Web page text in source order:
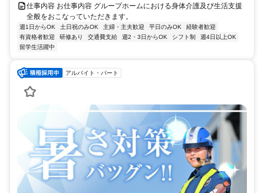
仕事内容 お仕事内容 グループホームにおける身体介護及び生活支援
全般をおこなっていただきます。
週1日からOK 土日祝のみOK 主婦・主夫歓迎 平日のみOK
経験者歓迎
有資格者歓迎
研修あり 交通費支給 週2・3日からOK シフト制
週4日以上OK
留学生活躍中
アルバイト・パート